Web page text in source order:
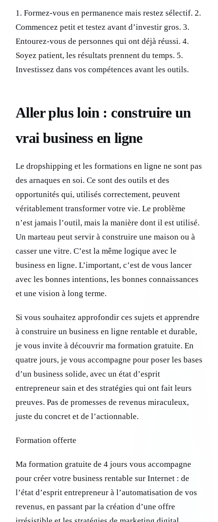
1. Formez-vous en permanence mais restez sélectif. 2.
Commencez petit et testez avant d’investir gros. 3.
Entourez-vous de personnes qui ont déjà réussi. 4.
Soyez patient, les résultats prennent du temps. 5.
Investissez dans vos compétences avant les outils.
Aller plus loin : construire un
vrai business en ligne
Le dropshipping et les formations en ligne ne sont pas
des arnaques en soi. Ce sont des outils et des
opportunités qui, utilisés correctement, peuvent
véritablement transformer votre vie. Le problème
n’est jamais l’outil, mais la manière dont il est utilisé.
Un marteau peut servir à construire une maison ou à
casser une vitre. C’est la même logique avec le
business en ligne. L’important, c’est de vous lancer
avec les bonnes intentions, les bonnes connaissances
et une vision à long terme.
Si vous souhaitez approfondir ces sujets et apprendre
à construire un business en ligne rentable et durable,
je vous invite à découvrir ma formation gratuite. En
quatre jours, je vous accompagne pour poser les bases
d’un business solide, avec un état d’esprit
entrepreneur sain et des stratégies qui ont fait leurs
preuves. Pas de promesses de revenus miraculeux,
juste du concret et de l’actionnable.
Formation offerte
Ma formation gratuite de 4 jours vous accompagne
pour créer votre business rentable sur Internet : de
l’état d’esprit entrepreneur à l’automatisation de vos
revenus, en passant par la création d’une offre